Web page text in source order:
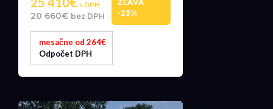
s DPH
20 660€ bez DPH
ZĽAVA
-23%
mesačne od 264€
Odpočet DPH